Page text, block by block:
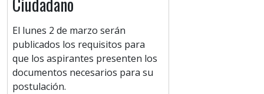
El lunes 2 de marzo serán
publicados los requisitos para
que los aspirantes presenten los
documentos necesarios para su
postulación.